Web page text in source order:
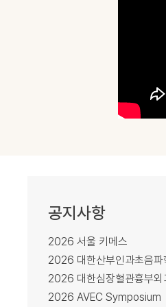
공지사항
2026 서울 키메스
2026 대한산부인과초음파
2026 대한심장혈관흉부외
2026 AVEC Symposium